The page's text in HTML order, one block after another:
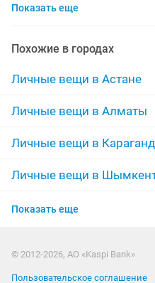
кольца норковые шубы
инвалидные коляски
кожаные куртки
мужские зимние куртки
Показать еще
Похожие в городах
Личные вещи в Астане
Личные вещи в Алматы
Личные вещи в
Личные вещи в
Личные вещи в Усть-
Личные вещи в
Показать еще
© 2012-2026, АО «Kaspi Bank»
Пользовательское соглашение